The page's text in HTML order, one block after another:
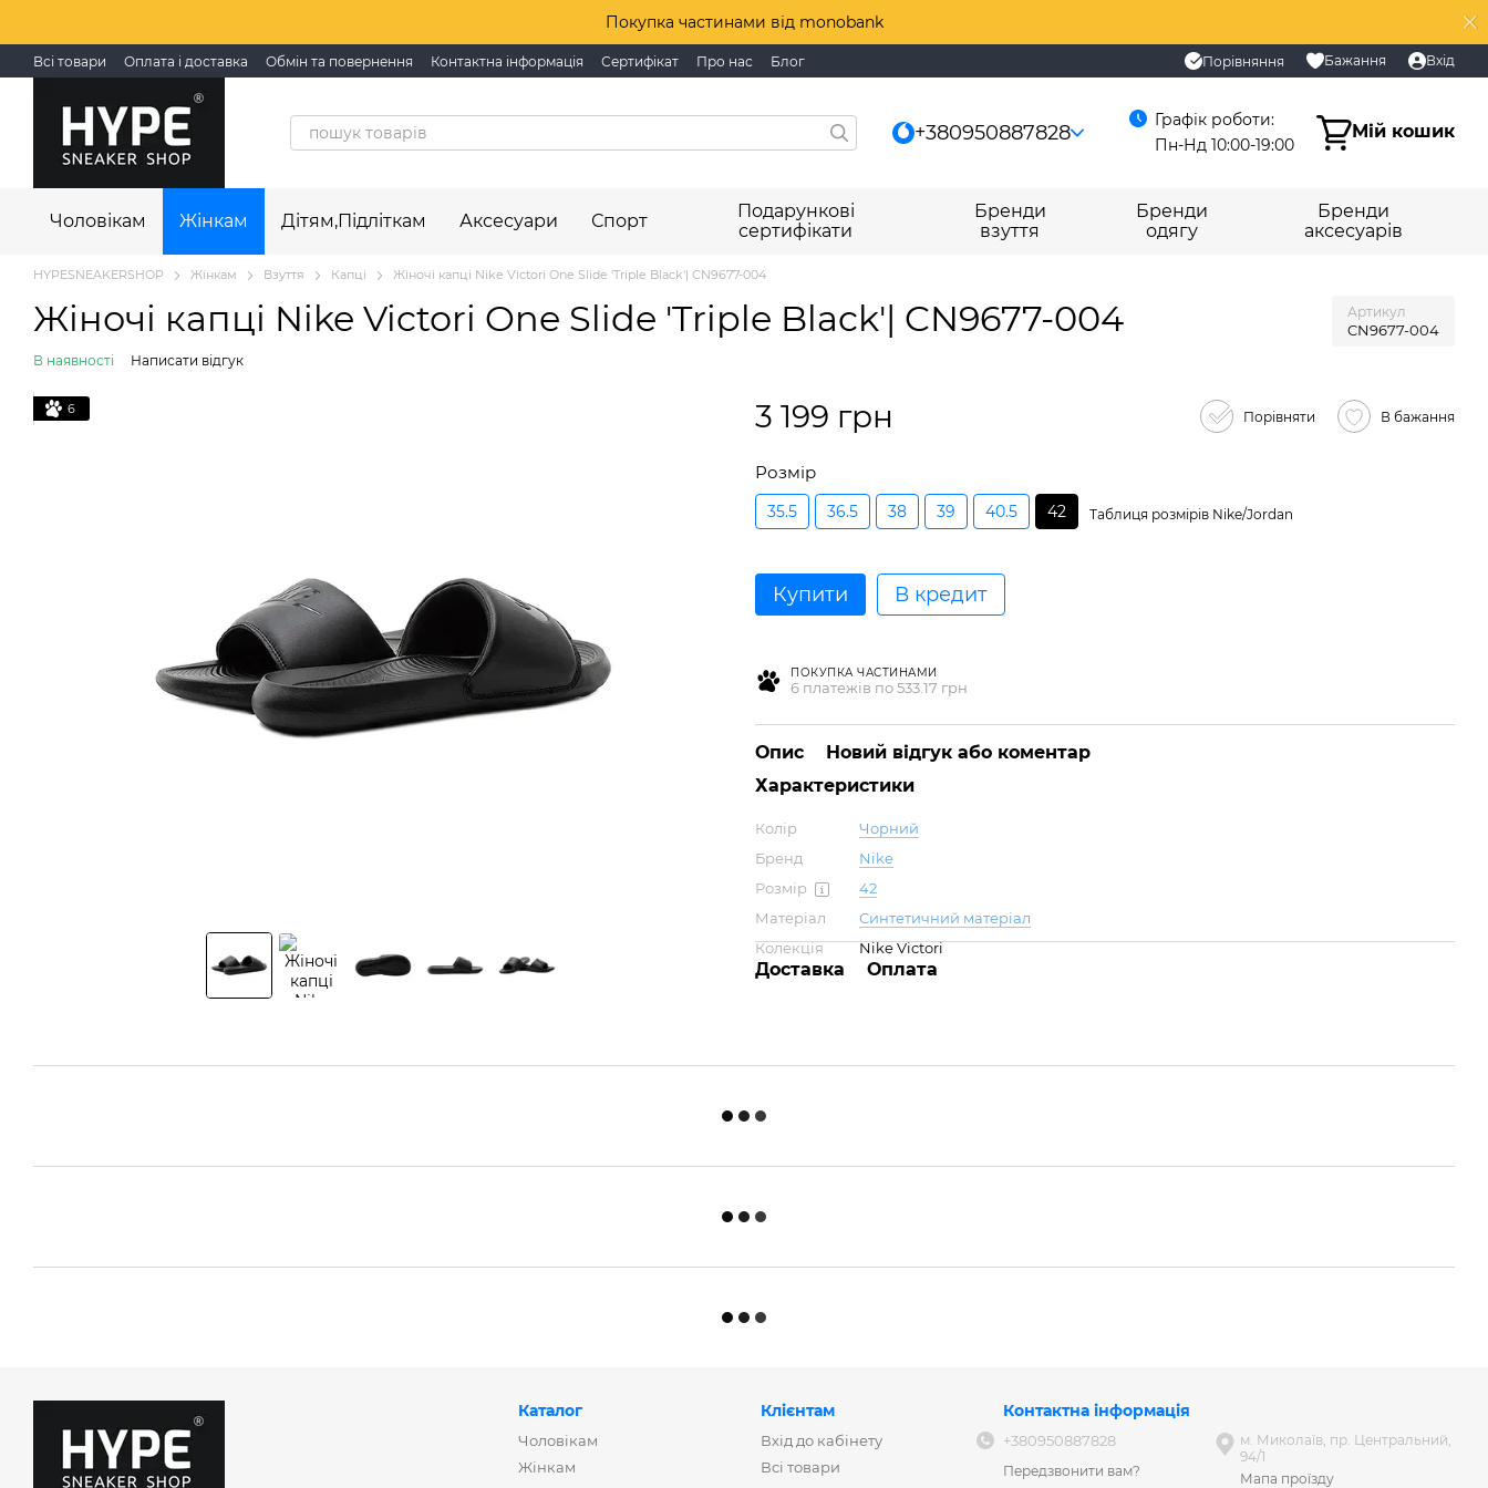
Покупка частинами від monobank
Всі товари Оплата і доставка Обмін та повернення Контактна інформація Сертифікат Про нас Блог Порівняння Бажання Вхід
+380950887828
Графік роботи:
Пн-Нд 10:00-19:00
Мій кошик
Чоловікам Жінкам Дітям,Підліткам Аксесуари Спорт
Подарункові
сертифікати
Бренди
взуття
Бренди
одягу
Бренди
аксесуарів
HYPESNEAKERSHOP Жінкам Взуття Капці Жіночі капці Nike Victori One Slide 'Triple Black'| CN9677-004
Жіночі капці Nike Victori One Slide 'Triple Black'| CN9677-004 Артикул
CN9677-004
В наявності Написати відгук
6 3 199 грн Порівняти В бажання
Розмір
35.5 36.5 38 39 40.5 42 Таблиця розмірів Nike/Jordan
Купити В кредит
ПОКУПКА ЧАСТИНАМИ
6 платежів по 533.17 грн
Опис
Новий відгук або коментар
Характеристики
Колір
Чорний
Бренд
Nike
Розмір
42
Матеріал
Синтетичний матеріал
Колекція
Nike Victori
Доставка Оплата
Каталог
Чоловікам
Жінкам
Клієнтам
Вхід до кабінету
Всі товари
Контактна інформація
+380950887828
Передзвонити вам?
м. Миколаїв, пр. Центральний,
94/1
Мапа проїзду